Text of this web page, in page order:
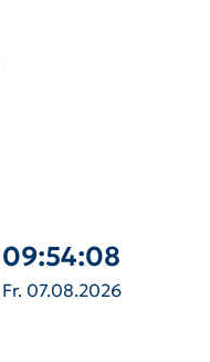
09:54:09
Fr. 07.08.2026